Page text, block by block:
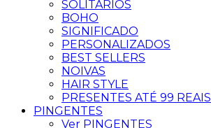
SOLITÁRIOS
BOHO
SIGNIFICADO
PERSONALIZADOS
BEST SELLERS
NOIVAS
HAIR STYLE
PRESENTES ATÉ 99 REAIS
PINGENTES
Ver PINGENTES